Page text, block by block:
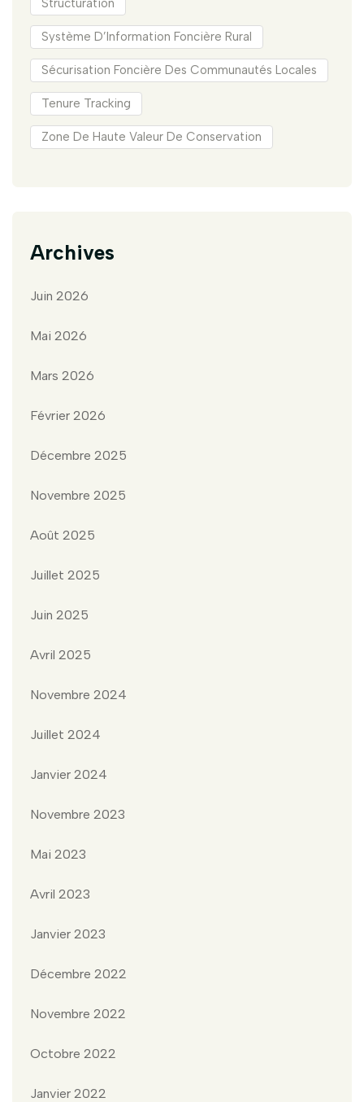
Structuration
Système D’Information Foncière Rural
Sécurisation Foncière Des Communautés Locales
Tenure Tracking
Zone De Haute Valeur De Conservation
Archives
Juin 2026
Mai 2026
Mars 2026
Février 2026
Décembre 2025
Novembre 2025
Août 2025
Juillet 2025
Juin 2025
Avril 2025
Novembre 2024
Juillet 2024
Janvier 2024
Novembre 2023
Mai 2023
Avril 2023
Janvier 2023
Décembre 2022
Novembre 2022
Octobre 2022
Janvier 2022